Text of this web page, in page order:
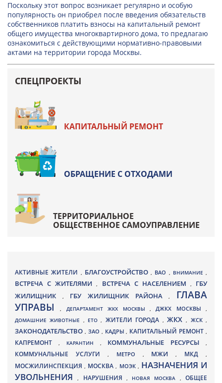
Поскольку этот вопрос возникает регулярно и особую
популярность он приобрел после введения обязательств
собственников платить взносы на капитальный ремонт
общего имущества многоквартирного дома, то предлагаю
ознакомиться с действующими нормативно-правовыми
актами на территории города Москвы.
СПЕЦПРОЕКТЫ
КАПИТАЛЬНЫЙ РЕМОНТ
ОБРАЩЕНИЕ С ОТХОДАМИ
ТЕРРИТОРИАЛЬНОЕ
ОБЩЕСТВЕННОЕ САМОУПРАВЛЕНИЕ
АКТИВНЫЕ ЖИТЕЛИ , БЛАГОУСТРОЙСТВО , ВАО , ВНИМАНИЕ ,
ВСТРЕЧА С ЖИТЕЛЯМИ, ВСТРЕЧА С НАСЕЛЕНИЕМ , ГБУ
ЖИЛИЩНИК
, ГБУ ЖИЛИЩНИК РАЙОНА, ГЛАВА
УПРАВЫ, ДЕПАРТАМЕНТ ЖКХ МОСКВЫ ,ДЖКХ МОСКВЫ ,
ДОМАШНИЕ ЖИВОТНЫЕ , ЕТО, ЖИТЕЛИ ГОРОДА , ЖКХ, ЖСК,
ЗАКОНОДАТЕЛЬСТВО , ЗАО , КАДРЫ, КАПИТАЛЬНЫЙ РЕМОНТ ,
КАПРЕМОНТ , КАРАНТИН , КОММУНАЛЬНЫЕ РЕСУРСЫ,
КОММУНАЛЬНЫЕ УСЛУГИ , МЕТРО , МЖИ, МКД ,
МОСЖИЛИНСПЕКЦИЯ, МОСКВА , МОЭК , НАЗНАЧЕНИЯ И
УВОЛЬНЕНИЯ, НАРУШЕНИЯ , НОВАЯ МОСКВА ,ОБЩЕЕ